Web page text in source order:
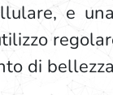
e
di